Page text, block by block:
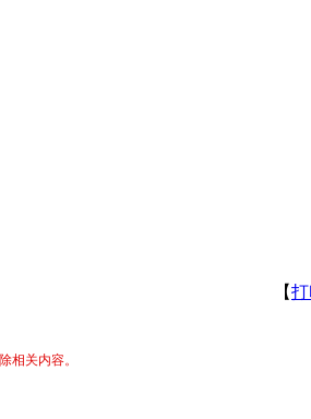
【
相关内容。